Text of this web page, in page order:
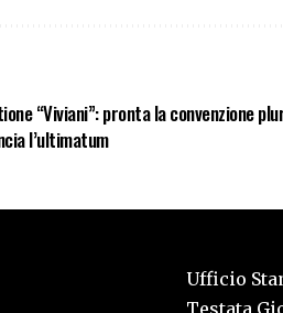
“Viviani”: pronta la convenzione
l’ultimatum
Ufficio
Testata